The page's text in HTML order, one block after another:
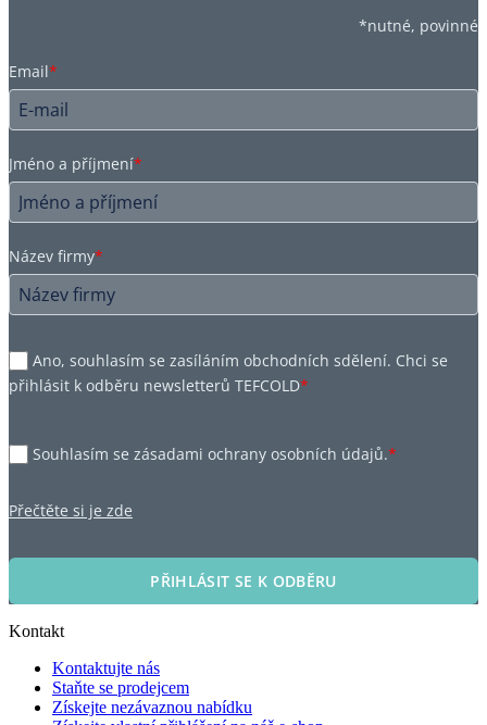
*nutné, povinné
Email*
Jméno a příjmení*
Název firmy*
Ano, souhlasím se zasíláním obchodních sdělení. Chci se
přihlásit k odběru newsletterů TEFCOLD*
Souhlasím se zásadami ochrany osobních údajů.*
Přečtěte si je zde
PŘIHLÁSIT SE K ODBĚRU
Kontakt
Kontaktujte nás
Staňte se prodejcem
Získejte nezávaznou nabídku